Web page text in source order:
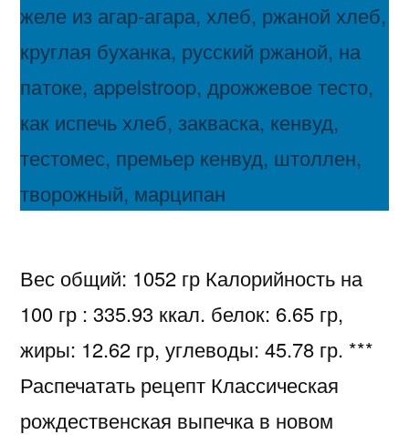
Вес общий: 1052 гр Калорийность на
100 гр : 335.93 ккал. белок: 6.65 гр,
жиры: 12.62 гр, углеводы: 45.78 гр. ***
Распечатать рецепт Классическая
рождественская выпечка в новом